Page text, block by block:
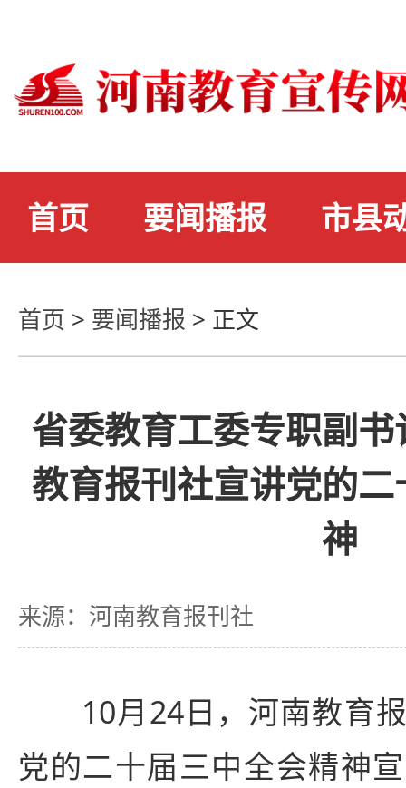
首页 要闻播报 市县
首页 > 要闻播报 > 正文
省委教育工委专职副
教育报刊社宣讲党的
神
来源：河南教育报刊社
10月24日，河南教育报
党的二十届三中全会精神